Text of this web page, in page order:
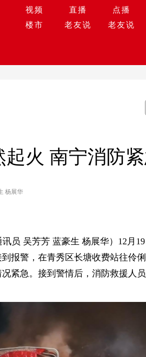
视频 直播 点播
楼市 老友说 老友说
火 南宁消防
杨展华
员 吴芳芳 蓝豪生 杨展华）12月
报警，在青秀区长塘收费站往伶
紧急。接到警情后，消防救援人